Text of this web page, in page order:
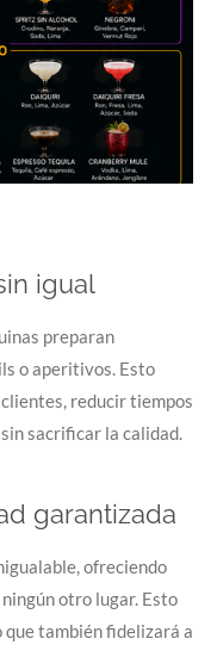
igual
preparan
o aperitivos. Esto
reducir tiempos
sacrificar la calidad.
garantizada
ofreciendo
otro lugar. Esto
que también fidelizará a